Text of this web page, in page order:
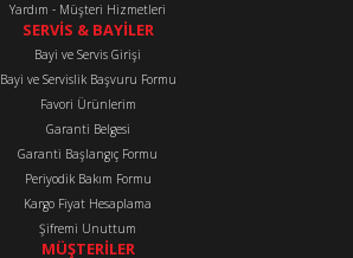
Gönder
Yardım - Müşteri Hizmetleri
SERVİS & BAYİLER
Bayi ve Servis Girişi
Bayi ve Servislik Başvuru Formu
Favori Ürünlerim
Garanti Belgesi
Garanti Başlangıç Formu
Periyodik Bakım Formu
Kargo Fiyat Hesaplama
Şifremi Unuttum
MÜŞTERİLER